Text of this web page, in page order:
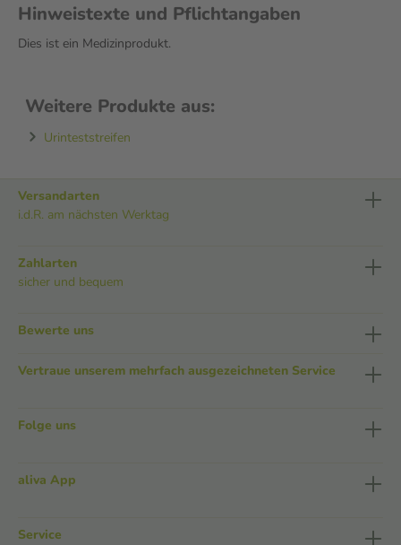
Hinweistexte und Pflichtangaben
Dies ist ein Medizinprodukt.
Weitere Produkte aus:
Urinteststreifen
Versandarten
i.d.R. am nächsten Werktag
Zahlarten
sicher und bequem
Bewerte uns
Vertraue unserem mehrfach ausgezeichneten Service
Folge uns
aliva App
Service